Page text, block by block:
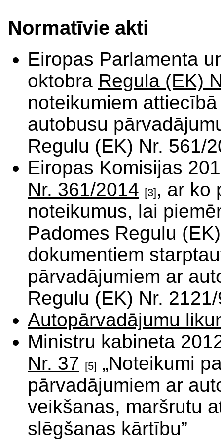
Normatīvie akti
Eiropas Parlamenta
oktobra Regula (EK)
noteikumiem
autobusu
Regulu (EK) Nr. 561/
Eiropas Komisijas
Nr. 361/2014 [3] , ar ko
noteikumus, lai
Padomes Regulu
dokumentiem
pārvadājumiem ar
Regulu (EK) Nr.
Autopārvadājumu
Ministru kabineta
Nr. 37
[5] „Noteikumi
pārvadājumiem ar
veikšanas, maršrutu
slēgšanas kārtību”